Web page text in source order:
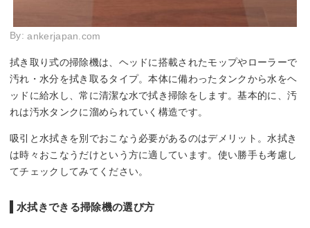
By:ankerjapan.com
拭き取り式の掃除機は、ヘッドに搭載されたモップやローラーで
汚れ・水分を拭き取るタイプ。本体に備わったタンクから水をヘ
ッドに給水し、常に清潔な水で拭き掃除をします。基本的に、汚
れは汚水タンクに溜められていく構造です。
吸引と水拭きを別でおこなう必要があるのはデメリット。水拭き
は時々おこなうだけという方に適しています。使い勝手も考慮し
てチェックしてみてください。
水拭きできる掃除機の選び方